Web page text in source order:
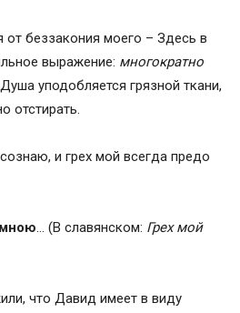
от беззакония моего – Здесь в
выражение: многократно
уподобляется грязной ткани,
отстирать.
и грех мой всегда предо
… (В славянском: Грех мой
что Давид имеет в виду